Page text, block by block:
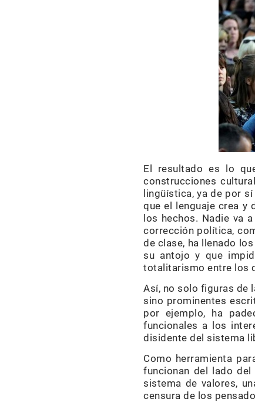
El resultado es lo
construcciones
lingüística, ya de por
que el lenguaje crea y
los hechos. Nadie va
corrección política,
de clase, ha llenado
su antojo y que
totalitarismo entre los
Así, no solo figuras de
sino prominentes
por ejemplo, ha
funcionales a los
disidente del sistema
Como herramienta
funcionan del lado del
sistema de valores,
censura de los